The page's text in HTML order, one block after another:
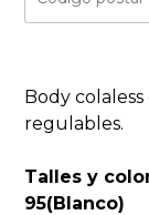
Body
regulables.
Talles y
95(Blanco)